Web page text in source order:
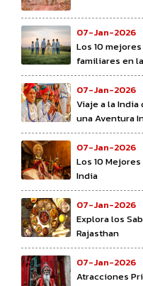
07-Jan-2026
Los 10
familiares en
07-Jan-2026
Viaje a la India
una Aventura
07-Jan-2026
Los 10
India
07-Jan-2026
Explora los
Rajasthan
07-Jan-2026
Atracciones